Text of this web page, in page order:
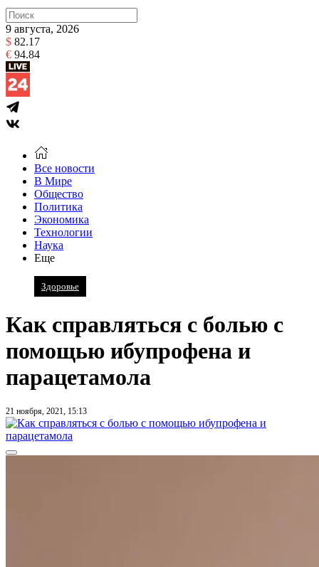
9 августа, 2026
$ 82.17
€ 94.84
Все новости
В Мире
Общество
Политика
Экономика
Технологии
Наука
Еще
Здоровье
Как справляться с болью с
помощью ибупрофена и
парацетамола
21 ноября, 2021, 15:13